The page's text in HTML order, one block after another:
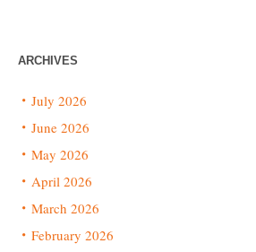
ARCHIVES
July 2026
June 2026
May 2026
April 2026
March 2026
February 2026